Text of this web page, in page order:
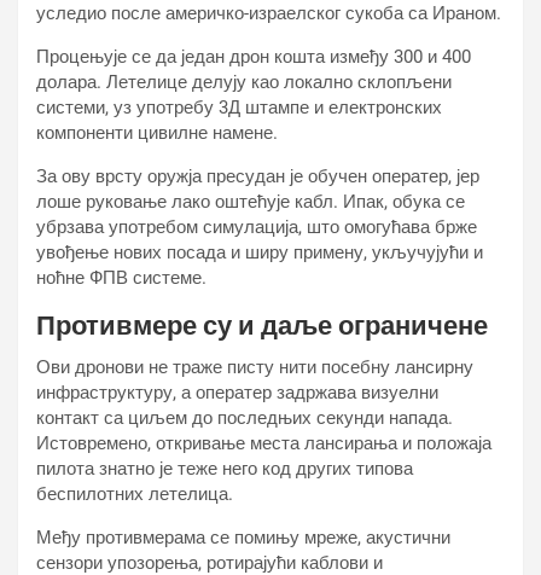
уследио после америчко-израелског сукоба са Ираном.
Процењује се да један дрон кошта између 300 и 400
долара. Летелице делују као локално склопљени
системи, уз употребу 3Д штампе и електронских
компоненти цивилне намене.
За ову врсту оружја пресудан је обучен оператер, јер
лоше руковање лако оштећује кабл. Ипак, обука се
убрзава употребом симулација, што омогућава брже
увођење нових посада и ширу примену, укључујући и
ноћне ФПВ системе.
Противмере су и даље ограничене
Ови дронови не траже писту нити посебну лансирну
инфраструктуру, а оператер задржава визуелни
контакт са циљем до последњих секунди напада.
Истовремено, откривање места лансирања и положаја
пилота знатно је теже него код других типова
беспилотних летелица.
Међу противмерама се помињу мреже, акустични
сензори упозорења, ротирајући каблови и